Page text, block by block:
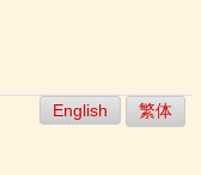
English 繁体